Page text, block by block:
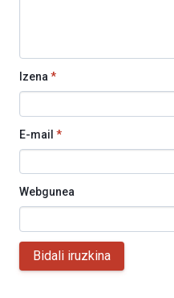
Izena *
E-mail *
Webgunea
Bidali iruzkina